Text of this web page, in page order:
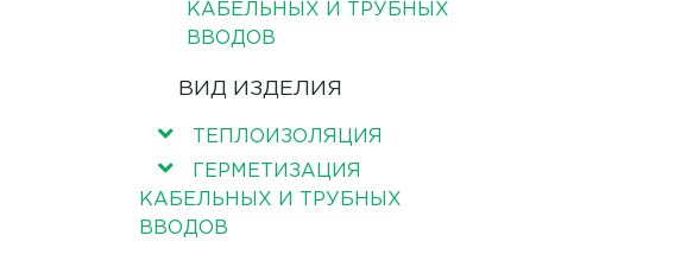
КАБЕЛЬНЫХ И ТРУБНЫХ
ВВОДОВ
ВИД ИЗДЕЛИЯ
ТЕПЛОИЗОЛЯЦИЯ
ГЕРМЕТИЗАЦИЯ
КАБЕЛЬНЫХ И ТРУБНЫХ
ВВОДОВ